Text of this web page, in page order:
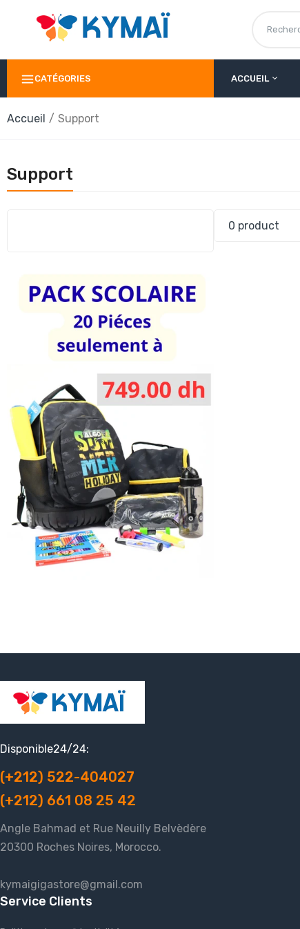
CATÉGORIES ACCUEIL
Accueil Support
Support
0 product
Disponible24/24:
(+212) 522-404027
(+212) 661 08 25 42
Angle Bahmad et Rue Neuilly Belvèdère
20300 Roches Noires, Morocco.
kymaigigastore@gmail.com
Service Clients